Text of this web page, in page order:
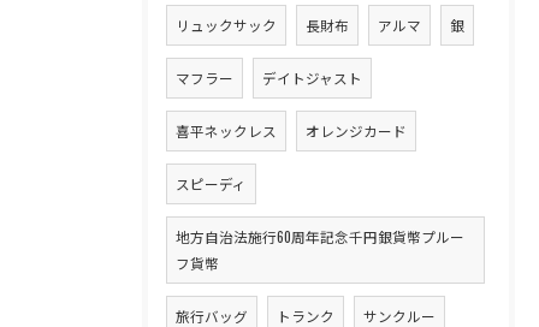
リュックサック 長財布 アルマ 銀
マフラー デイトジャスト
喜平ネックレス オレンジカード
スピーディ
地方自治法施行60周年記念千円銀貨幣プルー
フ貨幣
旅行バッグ トランク サンクルー